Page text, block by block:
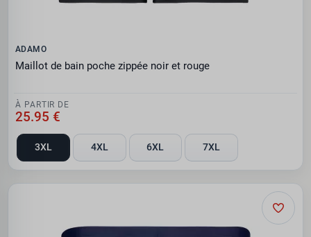
ADAMO
Maillot de bain poche zippée noir et rouge
À PARTIR DE
25.95 €
3XL 4XL 6XL 7XL